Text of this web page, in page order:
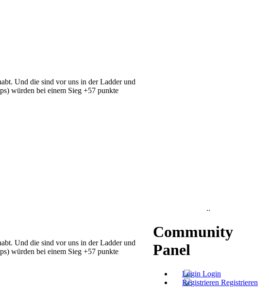
Und die sind vor uns in der Ladder und
würden bei einem Sieg +57 punkte
Und die sind vor uns in der Ladder und
würden bei einem Sieg +57 punkte
..
Community
Panel
Login
Registrieren